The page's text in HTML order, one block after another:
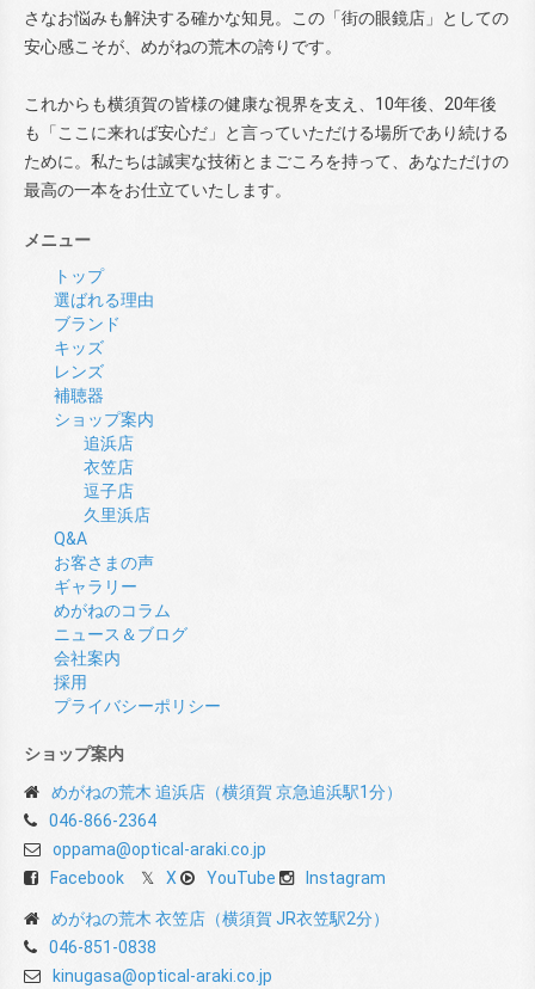
さなお悩みも解決する確かな知見。この「街の眼鏡店」としての
安心感こそが、めがねの荒木の誇りです。
これからも横須賀の皆様の健康な視界を支え、10年後、20年後
も「ここに来れば安心だ」と言っていただける場所であり続ける
ために。私たちは誠実な技術とまごころを持って、あなただけの
最高の一本をお仕立ていたします。
メニュー
トップ
選ばれる理由
ブランド
キッズ
レンズ
補聴器
ショップ案内
追浜店
衣笠店
逗子店
久里浜店
Q&A
お客さまの声
ギャラリー
めがねのコラム
ニュース＆ブログ
会社案内
採用
プライバシーポリシー
ショップ案内
めがねの荒木 追浜店（横須賀 京急追浜駅1分）
046-866-2364
oppama@optical-araki.co.jp
Facebook
X YouTube Instagram
めがねの荒木 衣笠店（横須賀 JR衣笠駅2分）
046-851-0838
kinugasa@optical-araki.co.jp